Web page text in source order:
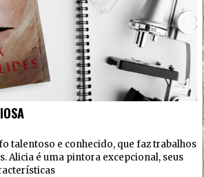
4
talentoso e conhecido, que faz trabalhos
Alicia é uma pintora excepcional, seus